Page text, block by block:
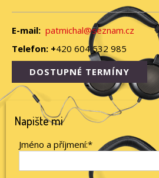
E-mail: patmichal@seznam.cz
Telefon: +420 604 532 985
DOSTUPNÉ TERMÍNY
Napište mi
Jméno a příjmení:*